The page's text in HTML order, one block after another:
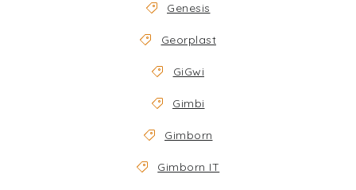
Genesis
Georplast
GiGwi
Gimbi
Gimborn
Gimborn IT